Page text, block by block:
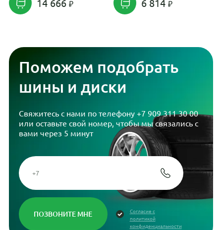
14 666 6 814
Поможем подобрать
шины и диски
Свяжитесь с нами по телефону +7 909 311 30 00
или оставьте свой номер, чтобы мы связались с
вами через 5 минут
Согласие с
политикой
конфиденциальности